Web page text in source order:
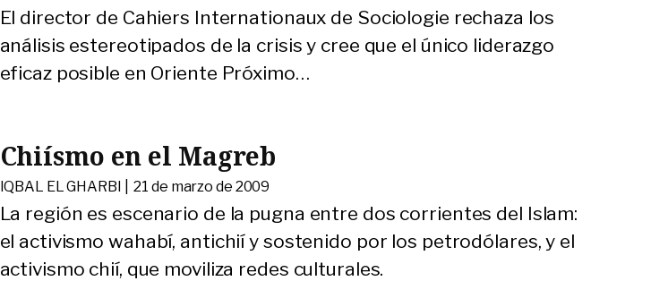
El director de Cahiers Internationaux de Sociologie rechaza los
análisis estereotipados de la crisis y cree que el único liderazgo
eficaz posible en Oriente Próximo…
Chiísmo en el Magreb
IQBAL EL GHARBI |21 de marzo de 2009
La región es escenario de la pugna entre dos corrientes del Islam:
el activismo wahabí, antichií y sostenido por los petrodólares, y el
activismo chií, que moviliza redes culturales.